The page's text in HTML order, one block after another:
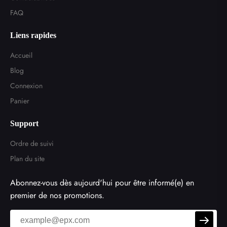
FAQ
Liens rapides
Accueil
Blog
Connexion
Panier
Support
Ordre de suivi
Plan du site
Abonnez-vous dès aujourd'hui pour être informé(e) en
premier de nos promotions.